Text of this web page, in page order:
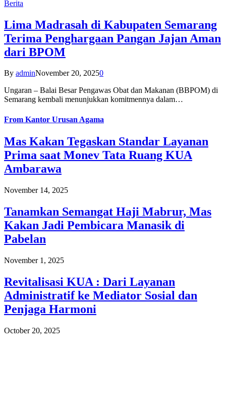
Berita
Lima Madrasah di Kabupaten Semarang
Terima Penghargaan Pangan Jajan Aman
dari BPOM
By adminNovember 20, 20250
Ungaran – Balai Besar Pengawas Obat dan Makanan (BBPOM) di
Semarang kembali menunjukkan komitmennya dalam…
From Kantor Urusan Agama
Mas Kakan Tegaskan Standar Layanan
Prima saat Monev Tata Ruang KUA
Ambarawa
November 14, 2025
Tanamkan Semangat Haji Mabrur, Mas
Kakan Jadi Pembicara Manasik di
Pabelan
November 1, 2025
Revitalisasi KUA : Dari Layanan
Administratif ke Mediator Sosial dan
Penjaga Harmoni
October 20, 2025